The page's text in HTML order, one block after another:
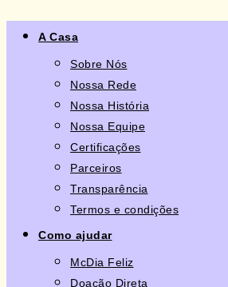
A Casa
Sobre Nós
Nossa Rede
Nossa História
Nossa Equipe
Certificações
Parceiros
Transparência
Termos e condições
Como ajudar
McDia Feliz
Doação Direta